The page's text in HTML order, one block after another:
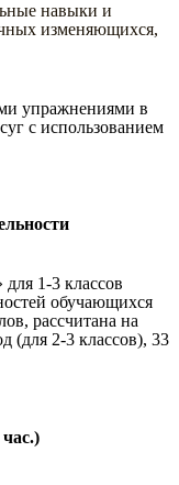
навыки и
изменяющихся,
упражнениями в
с использованием
для 1-3 классов
обучающихся
рассчитана на
(для 2-3 классов), 33